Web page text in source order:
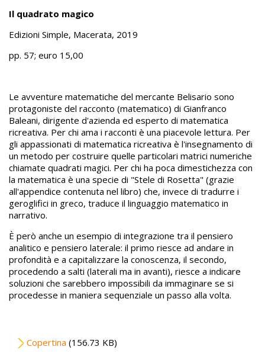
Il quadrato magico
Edizioni Simple, Macerata, 2019
pp. 57; euro 15,00
Le avventure matematiche del mercante Belisario sono
protagoniste del racconto (matematico) di Gianfranco
Baleani, dirigente d'azienda ed esperto di matematica
ricreativa. Per chi ama i racconti è una piacevole lettura. Per
gli appassionati di matematica ricreativa è l'insegnamento di
un metodo per costruire quelle particolari matrici numeriche
chiamate quadrati magici. Per chi ha poca dimestichezza con
la matematica è una specie di "Stele di Rosetta" (grazie
all'appendice contenuta nel libro) che, invece di tradurre i
geroglifici in greco, traduce il linguaggio matematico in
narrativo.
È però anche un esempio di integrazione tra il pensiero
analitico e pensiero laterale: il primo riesce ad andare in
profondità e a capitalizzare la conoscenza, il secondo,
procedendo a salti (laterali ma in avanti), riesce a indicare
soluzioni che sarebbero impossibili da immaginare se si
procedesse in maniera sequenziale un passo alla volta.
File
Copertina (156.73 KB)